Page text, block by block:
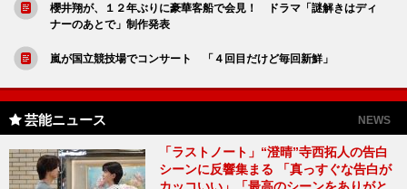
櫻井翔が、１２年ぶりに豪華客船で会見！ ドラマ「謎解きはディ
ナーのあとで」制作発表
嵐が国立競技場でコンサート 「４回目だけど毎回新鮮」
芸能ニュース NEWS
「ラストノート」“澄晴”寺西拓人の告白
シーンに反響集まる 「真っすぐな告白が